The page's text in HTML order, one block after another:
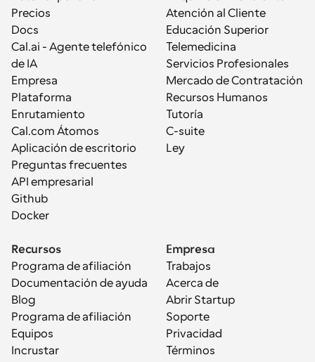
Precios
Docs
Cal.ai - Agente telefónico
de IA
Empresa
Plataforma
Enrutamiento
Cal.com Átomos
Aplicación de escritorio
Preguntas frecuentes
API empresarial
Github
Docker
Atención al Cliente
Educación Superior
Telemedicina
Servicios Profesionales
Mercado de Contratación
Recursos Humanos
Tutoría
C-suite
Ley
Recursos
Programa de afiliación
Documentación de ayuda
Blog
Programa de afiliación
Equipos
Incrustar
Empresa
Trabajos
Acerca de
Abrir Startup
Soporte
Privacidad
Términos